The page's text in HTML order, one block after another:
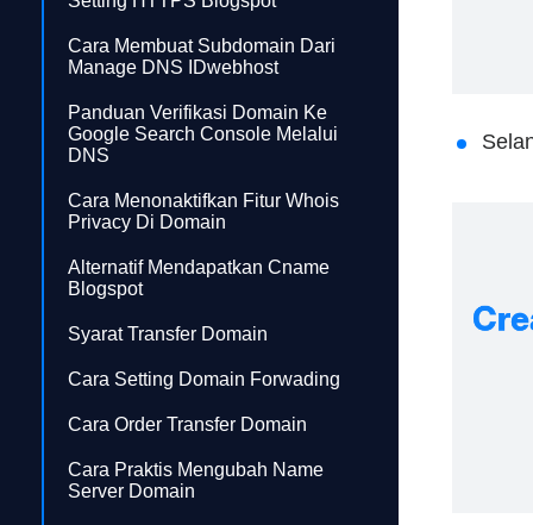
Cara Membuat Subdomain Dari
Manage DNS IDwebhost
Panduan Verifikasi Domain Ke
Google Search Console Melalui
DNS
Cara Menonaktifkan Fitur Whois
Privacy Di Domain
Alternatif Mendapatkan Cname
Blogspot
Syarat Transfer Domain
Cara Setting Domain Forwading
Cara Order Transfer Domain
Cara Praktis Mengubah Name
Server Domain